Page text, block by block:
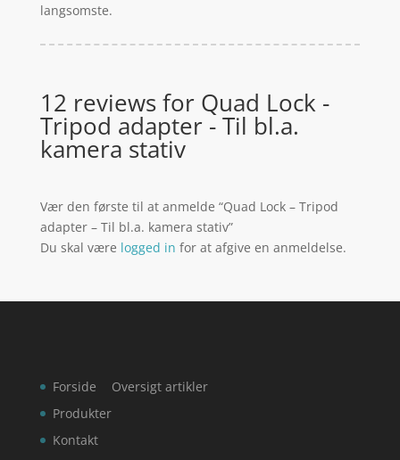
langsomste.
12 reviews for Quad Lock -
Tripod adapter - Til bl.a.
kamera stativ
Vær den første til at anmelde “Quad Lock – Tripod
adapter – Til bl.a. kamera stativ”
Du skal være logged in for at afgive en anmeldelse.
Forside
Produkter
Kontakt
Oversigt artikler